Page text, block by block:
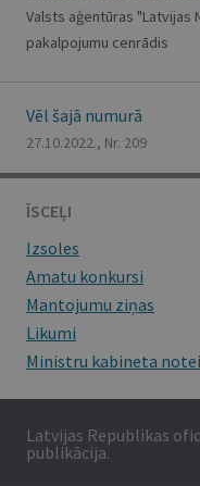
Valsts aģentūras "Latvijas
pakalpojumu cenrādis
Vēl šajā numurā
27.10.2022., Nr. 209
ĪSCEĻI
Izsoles
Amatu konkursi
Mantojumu ziņas
Likumi
Ministru kabineta
Latvijas Republikas
publikācija.